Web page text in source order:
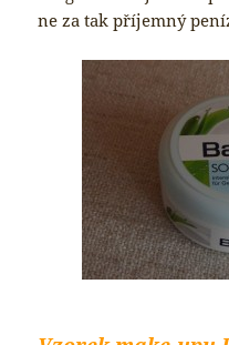
ne za tak příjemný